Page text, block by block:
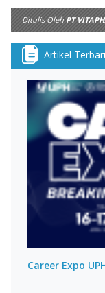
Ditulis Oleh PT
Artikel
Career Expo